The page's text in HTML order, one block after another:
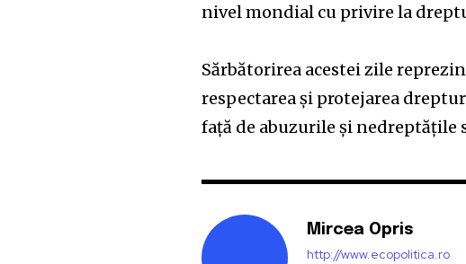
nivel mondial cu privire la
Sărbătorirea acestei zile
respectarea şi protejarea
faţă de abuzurile şi nedreptăţile
Mircea Opris
http://www.ecopolitica.ro